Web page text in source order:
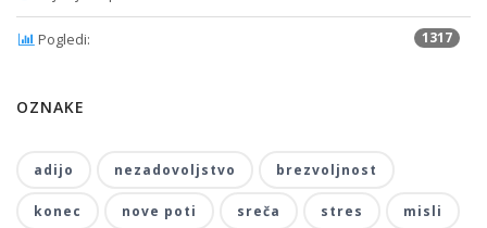
Pogledi: 1317
OZNAKE
adijo nezadovoljstvo brezvoljnost
konec nove poti sreča stres misli